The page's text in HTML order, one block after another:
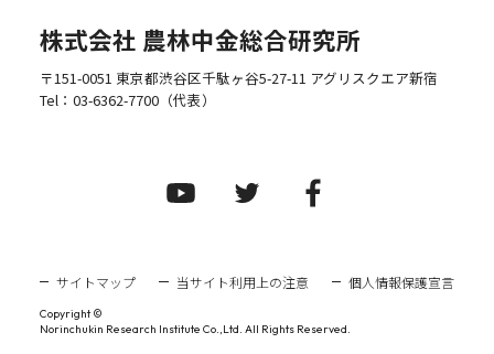
株式会社 農林中金総合研究所
〒151-0051 東京都渋谷区千駄ヶ谷5-27-11 アグリスクエア新宿
Tel： 03-6362-7700（代表）
サイトマップ 当サイト利用上の注意 個人情報保護宣言
Copyright ©
Norinchukin Research Institute Co.,Ltd. All Rights Reserved.